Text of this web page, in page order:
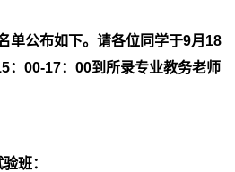
单公布如下。请各位同学于9月 18
： 00-17： 00到所录专业教务老师
班：